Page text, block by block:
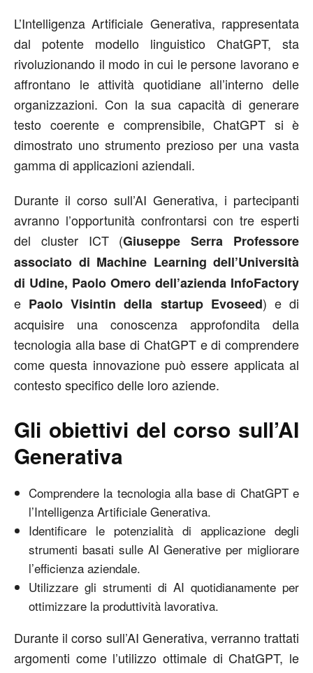
L’Intelligenza Artificiale Generativa, rappresentata
dal potente modello linguistico ChatGPT, sta
rivoluzionando il modo in cui le persone lavorano e
affrontano le attività quotidiane all’interno delle
organizzazioni. Con la sua capacità di generare
testo coerente e comprensibile, ChatGPT si è
dimostrato uno strumento prezioso per una vasta
gamma di applicazioni aziendali.
Durante il corso sull’AI Generativa, i partecipanti
avranno l’opportunità confrontarsi con tre esperti
del cluster ICT (Giuseppe Serra Professore
associato di Machine Learning dell’Università
di Udine, Paolo Omero dell’azienda InfoFactory
e Paolo Visintin della startup Evoseed) e di
acquisire una conoscenza approfondita della
tecnologia alla base di ChatGPT e di comprendere
come questa innovazione può essere applicata al
contesto specifico delle loro aziende.
Gli obiettivi del corso sull’AI
Generativa
Comprendere la tecnologia alla base di ChatGPT e
l’Intelligenza Artificiale Generativa.
Identificare le potenzialità di applicazione degli
strumenti basati sulle AI Generative per migliorare
l’efficienza aziendale.
Utilizzare gli strumenti di AI quotidianamente per
ottimizzare la produttività lavorativa.
Durante il corso sull’AI Generativa, verranno trattati
argomenti come l’utilizzo ottimale di ChatGPT, le